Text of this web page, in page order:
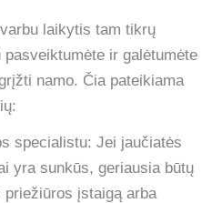
laikytis tam tikrų
ir galėtumėte
namo. Čia pateikiama
specialistu: Jei jaučiatės
yra sunkūs, geriausia būtų
įstaigą arba